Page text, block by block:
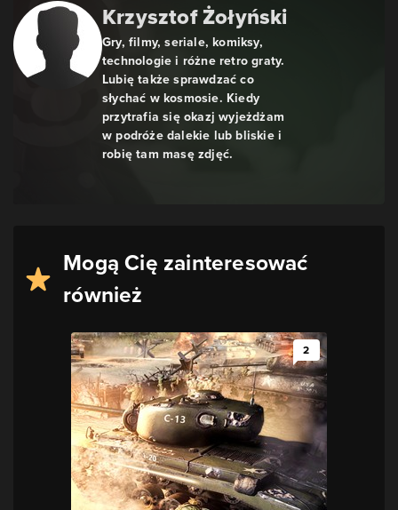
Krzysztof Żołyński
Gry, filmy, seriale, komiksy,
technologie i różne retro graty.
Lubię także sprawdzać co
słychać w kosmosie. Kiedy
przytrafia się okazj wyjeżdżam
w podróże dalekie lub bliskie i
robię tam masę zdjęć.
Mogą Cię zainteresować
również
2